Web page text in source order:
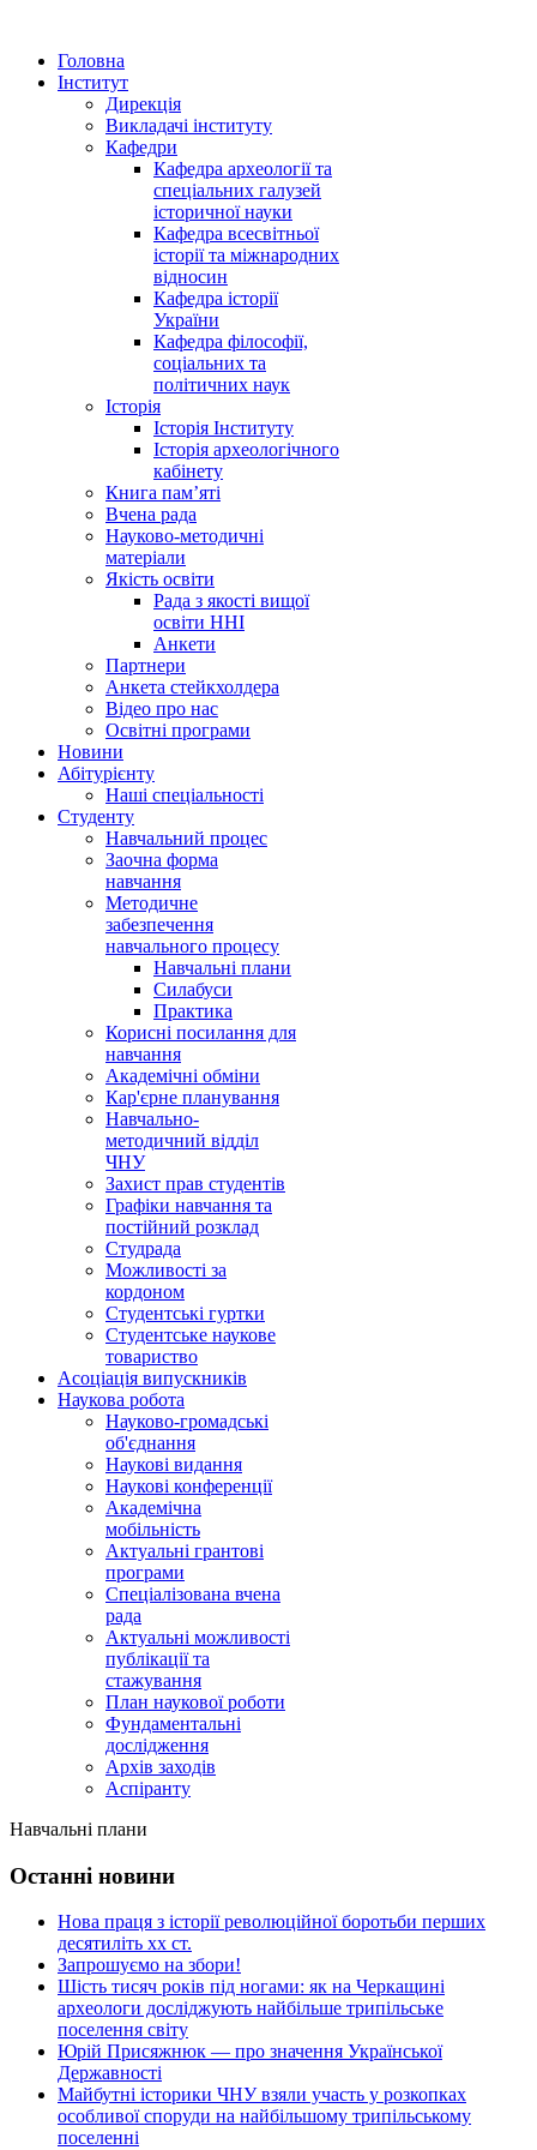
Головна
Інститут
Дирекція
Викладачі інституту
Кафедри
Кафедра археології та
спеціальних галузей
історичної науки
Кафедра всесвітньої
історії та міжнародних
відносин
Кафедра історії
України
Кафедра філософії,
соціальних та
політичних наук
Історія
Історія Інституту
Історія археологічного
кабінету
Книга памʼяті
Вчена рада
Науково-методичні
матеріали
Якість освіти
Рада з якості вищої
освіти ННІ
Анкети
Партнери
Анкета стейкхолдера
Відео про нас
Освітні програми
Hовини
Абітурієнту
Наші спеціальності
Студенту
Навчальний процес
Заочна форма
навчання
Методичне
забезпечення
навчального процесу
Навчальні плани
Силабуси
Практика
Корисні посилання для
навчання
Академічні обміни
Кар'єрне планування
Навчально-
методичний відділ
ЧНУ
Захист прав студентів
Графіки навчання та
постійний розклад
Студрада
Можливості за
кордоном
Студентські гуртки
Студентське наукове
товариство
Асоціація випускників
Наукова робота
Науково-громадські
об'єднання
Наукові видання
Наукові конференції
Академічна
мобільність
Актуальні грантові
програми
Спеціалізована вчена
рада
Актуальні можливості
публікації та
стажування
План наукової роботи
Фундаментальні
дослідження
Архів заходів
Аспіранту
Навчальні плани
Останні новини
Нова праця з історії революційної боротьби перших
десятиліть хх ст.
Запрошуємо на збори!
Шість тисяч років під ногами: як на Черкащині
археологи досліджують найбільше трипільське
поселення світу
Юрій Присяжнюк — про значення Української
Державності
Майбутні історики ЧНУ взяли участь у розкопках
особливої споруди на найбільшому трипільському
поселенні